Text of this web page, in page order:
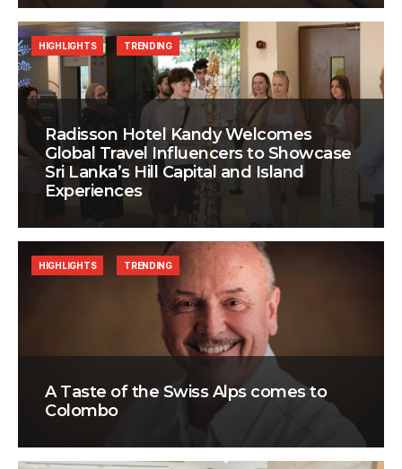
Radisson Hotel Kandy Welcomes
Global Travel Influencers to Showcase
Sri Lanka’s Hill Capital and Island
Experiences
HIGHLIGHTS TRENDING
A Taste of the Swiss Alps comes to
Colombo
HIGHLIGHTS TRENDING